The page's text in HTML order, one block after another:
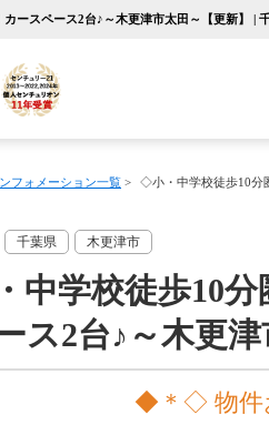
千葉エ
フォメーション一覧 > ◇小・中学校徒歩10分
千葉県 木更津市
中学校徒歩10分
ス2台♪～木更津
◆＊◇ 物件